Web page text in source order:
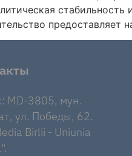
MD-3805, мун.
ул. Победы, 62.
Birlii - Uniunia